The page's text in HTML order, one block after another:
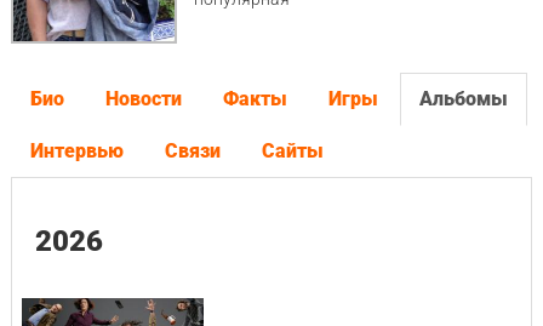
Био Новости Факты Игры Альбомы
Интервью Связи Сайты
2026